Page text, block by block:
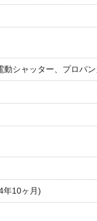
動シャッター、プロパ
年10ヶ月)